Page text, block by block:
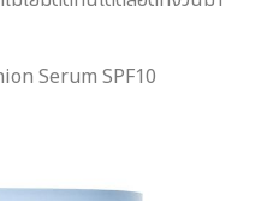
Serum SPF10